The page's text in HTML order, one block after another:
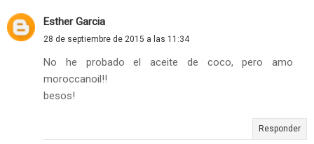
Esther Garcia
28 de septiembre de 2015 a las 11:34
No he probado el aceite de coco, pero amo
moroccanoil!!
besos!
Responder